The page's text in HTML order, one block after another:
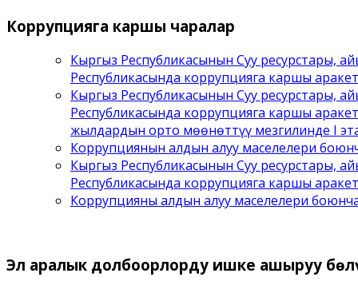
Коррупцияга каршы чаралар
Кыргыз Республикасынын Суу ресурстары,
Республикасында коррупцияга каршы
Кыргыз Республикасынын Суу ресурстары,
Республикасында коррупцияга каршы
жылдардын орто мөөнөттүү мезгилинде I
Коррупциянын алдын алуу маселелери
Кыргыз Республикасынын Суу ресурстары,
Республикасында коррупцияга каршы
Коррупцияны алдын алуу маселелери
Эл аралык долбоорлорду ишке ашыруу